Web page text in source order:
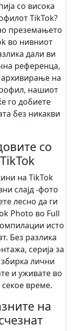
со висока
TikTok?
преземањето
во нивниот
дали ви
референца,
архивирање на
нашиот
го добиете
без никакви
со
на TikTok
слајд -фото
лесно да ги
Photo во Full
исто
Без разлика
серија за
лични
и уживате во
време.
на